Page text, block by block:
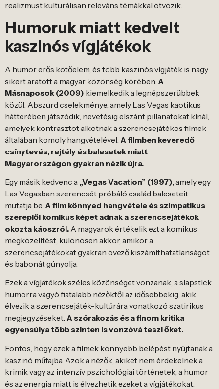
realizmust kulturálisan releváns témákkal ötvözik.
Humoruk miatt kedvelt
kaszinós vígjátékok
A humor erős kötőelem, és több kaszinós vígjáték is nagy
sikert aratott a magyar közönség körében. A
Másnaposok (2009) kiemelkedik a legnépszerűbbek
közül. Abszurd cselekménye, amely Las Vegas kaotikus
hátterében játszódik, nevetésig elszánt pillanatokat kínál,
amelyek kontrasztot alkotnak a szerencsejátékos filmek
általában komoly hangvételével. A filmben keveredő
csínytevés, rejtély és balesetek miatt
Magyarországon gyakran nézik újra.
Egy másik kedvenc a „Vegas Vacation” (1997) , amely egy
Las Vegasban szerencsét próbáló család baleseteit
mutatja be. A film könnyed hangvétele és szimpatikus
szereplői komikus képet adnak a szerencsejátékok
okozta káoszról. A magyarok értékelik ezt a komikus
megközelítést, különösen akkor, amikor a
szerencsejátékokat gyakran övező kiszámíthatatlanságot
és babonát gúnyolja.
Ezek a vígjátékok széles közönséget vonzanak, a slapstick
humorra vágyó fiatalabb nézőktől az idősebbekig, akik
élvezik a szerencsejáték-kultúrára vonatkozó szatirikus
megjegyzéseket. A szórakozás és a finom kritika
egyensúlya több szinten is vonzóvá teszi őket.
Fontos, hogy ezek a filmek könnyebb belépést nyújtanak a
kaszinó műfajba. Azok a nézők, akiket nem érdekelnek a
krimik vagy az intenzív pszichológiai történetek, a humor
és az energia miatt is élvezhetik ezeket a vígjátékokat.